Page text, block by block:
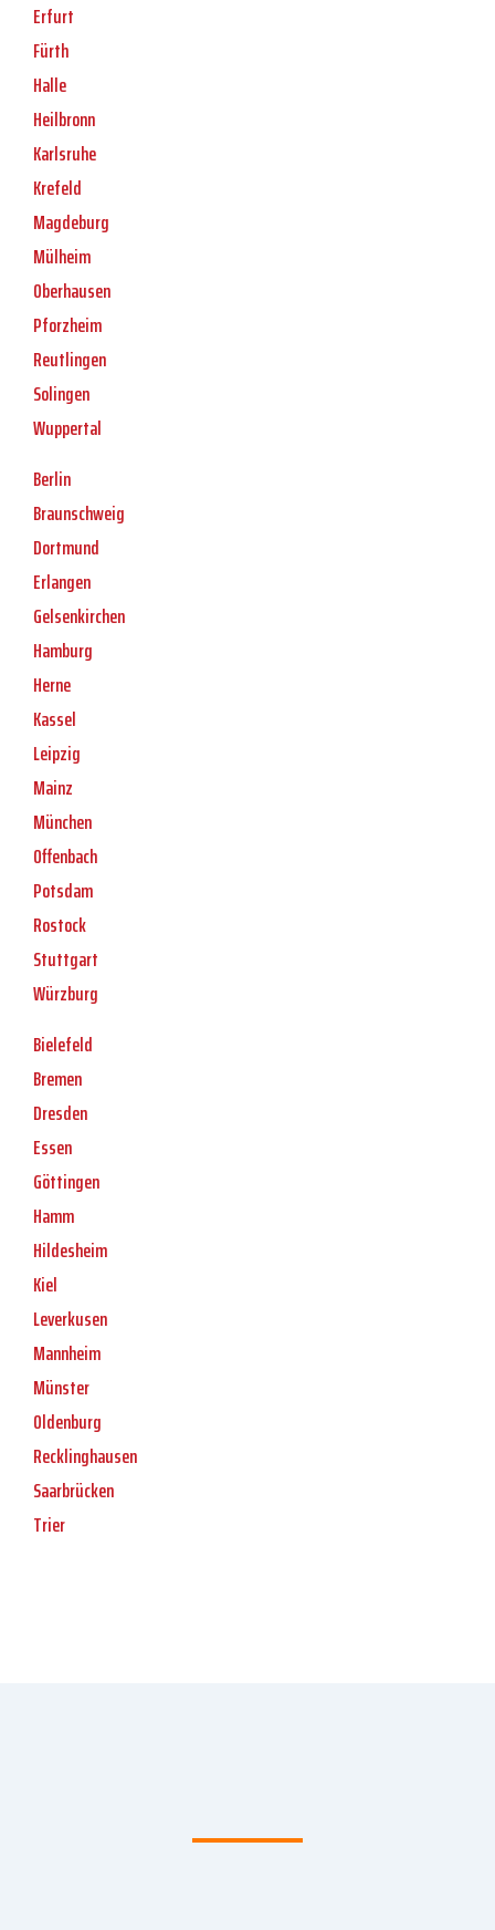
Erfurt
Fürth
Halle
Heilbronn
Karlsruhe
Krefeld
Magdeburg
Mülheim
Oberhausen
Pforzheim
Reutlingen
Solingen
Wuppertal
Berlin
Braunschweig
Dortmund
Erlangen
Gelsenkirchen
Hamburg
Herne
Kassel
Leipzig
Mainz
München
Offenbach
Potsdam
Rostock
Stuttgart
Würzburg
Bielefeld
Bremen
Dresden
Essen
Göttingen
Hamm
Hildesheim
Kiel
Leverkusen
Mannheim
Münster
Oldenburg
Recklinghausen
Saarbrücken
Trier